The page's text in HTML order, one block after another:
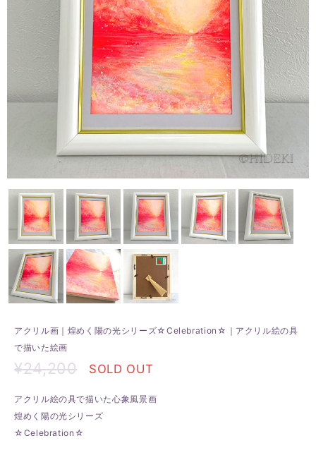
アクリル画｜煌めく陽の光シリーズ☆Celebration☆｜アクリル絵の具
で描いた絵画
¥24,200 SOLD OUT
アクリル絵の具で描いた心象風景画
煌めく陽の光シリーズ
☆Celebration☆